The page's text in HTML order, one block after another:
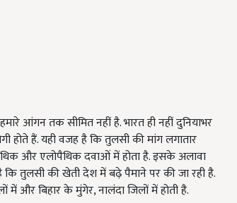
आंगन तक सीमित नहीं है. भारत ही नहीं दुनियाभर
होते हैं. यही वजह है कि तुलसी की मांग लगातार
और एलोपैथिक दवाओं में होता है. इसके अलावा
कि तुलसी की खेती देश में बढ़े पैमाने पर की जा रही है.
में और बिहार के मुंगेर, नालंदा जिलों में होती है.